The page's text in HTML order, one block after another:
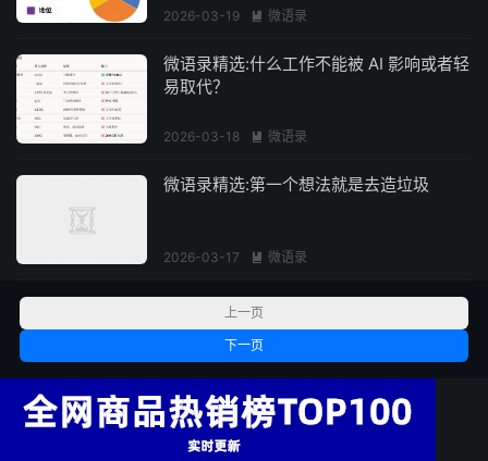
2026-03-19  微语录
微语录精选:什么工作不能被 AI 影响或者轻
易取代？
2026-03-18  微语录
微语录精选:第一个想法就是去造垃圾
2026-03-17  微语录
上一页
下一页